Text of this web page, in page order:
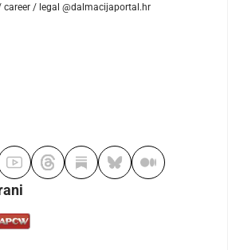
/ legal @dalmacijaportal.hr